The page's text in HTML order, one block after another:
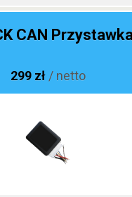
CAN
299 zł / netto